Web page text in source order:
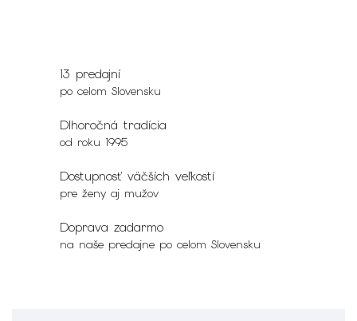
13 predajní
po celom Slovensku
Dlhoročná tradícia
od roku 1995
Dostupnosť väčších veľkostí
pre ženy aj mužov
Doprava zadarmo
na naše predajne po celom Slovensku